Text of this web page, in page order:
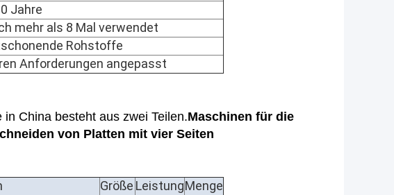
Jahre
mehr als 8 Mal verwendet
Rohstoffe
Anforderungen angepasst
China besteht aus zwei Teilen.Maschinen für die
von Platten mit vier Seiten
Größe LeistungMenge